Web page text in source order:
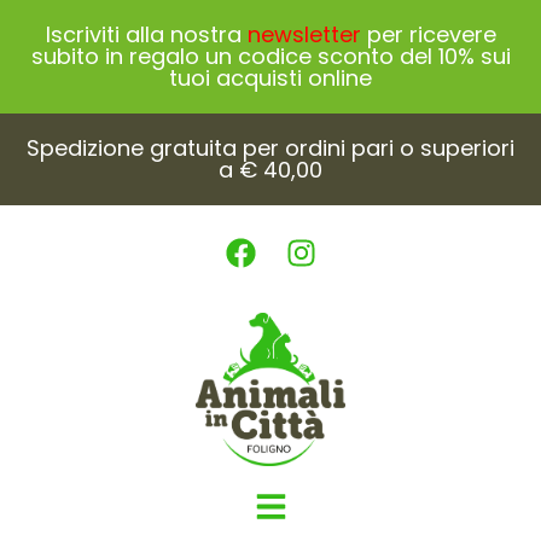
Iscriviti alla nostra newsletter per ricevere
subito in regalo un codice sconto del 10% sui
tuoi acquisti online
Spedizione gratuita per ordini pari o superiori
a € 40,00